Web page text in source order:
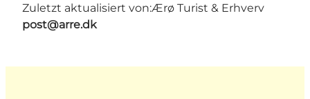
Zuletzt aktualisiert von:Ærø Turist & Erhverv
post@arre.dk